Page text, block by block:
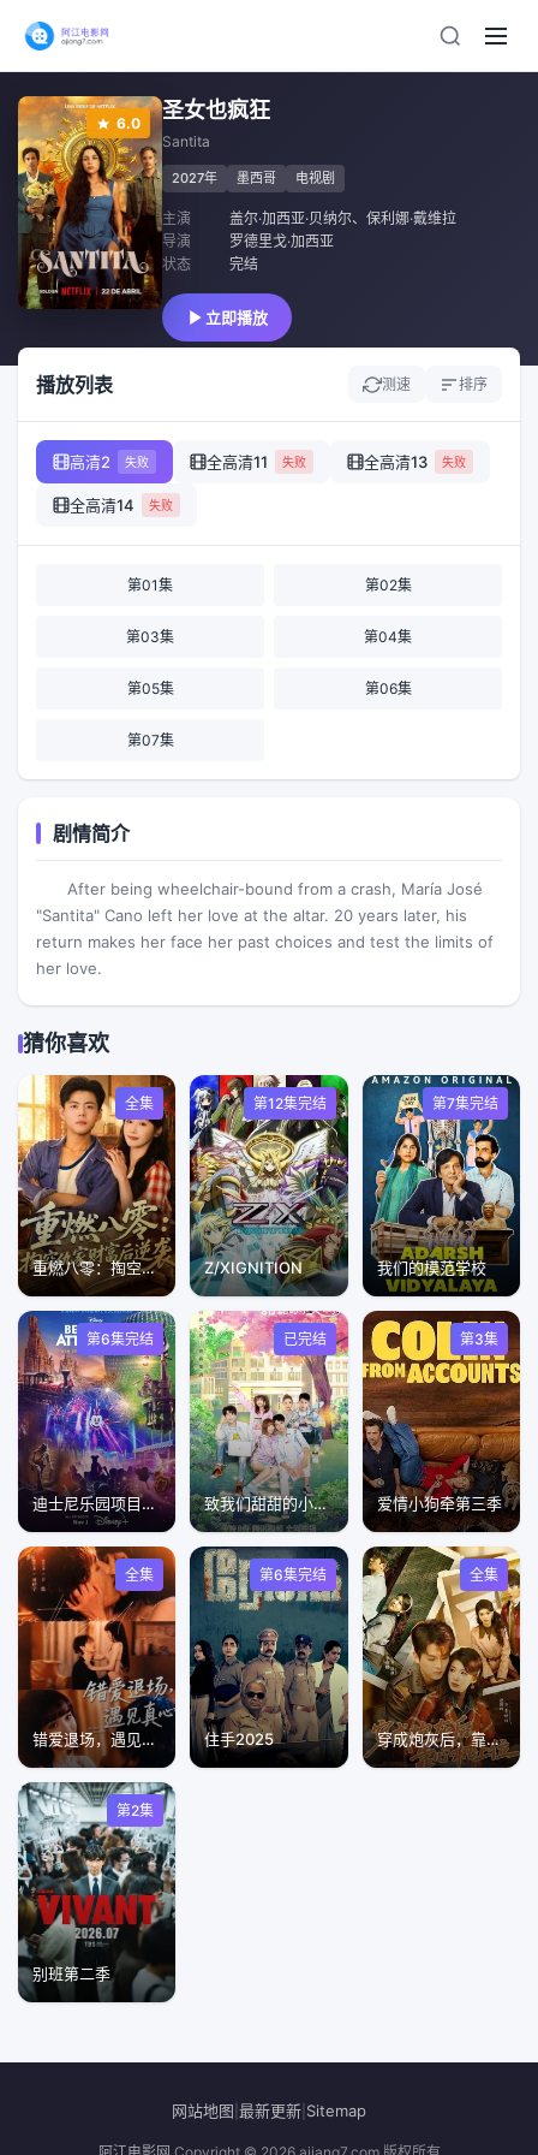
6.0
圣女也疯狂
Santita
2027年 墨西哥 电视剧
主演 盖尔·加西亚·贝纳尔、 保利娜·戴维拉
导演
罗德里戈·加西亚
状态
完结
立即播放
播放列表 测速 排序
高清2 失败 全高清11 失败 全高清13 失败
全高清14 失败
第01集 第02集
第03集 第04集
第05集 第06集
第07集
剧情简介
After being wheelchair-bound from a crash, María José
"Santita" Cano left her love at the altar. 20 years later, his
return makes her face her past choices and test the limits of
her love.
猜你喜欢
全集
重燃八零：掏空仇家财富后逆袭
第12集完结
Z/XIGNITION
第7集完结
我们的模范学校
第6集完结
迪士尼乐园项目大起底第二季
已完结
致我们甜甜的小美满
第3集
爱情小狗牵第三季
全集
错爱退场，遇见真心
第6集完结
住手2025
全集
穿成炮灰后，靠心机上位
第2集
别班第二季
网站地图 最新更新 Sitemap